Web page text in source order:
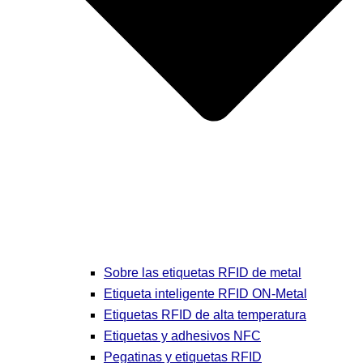
Sobre las etiquetas RFID de metal
Etiqueta inteligente RFID ON-Metal
Etiquetas RFID de alta temperatura
Etiquetas y adhesivos NFC
Pegatinas y etiquetas RFID